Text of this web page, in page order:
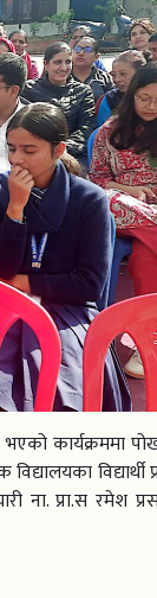
कार्यक्रममा
ना. प्रा.स रमेश